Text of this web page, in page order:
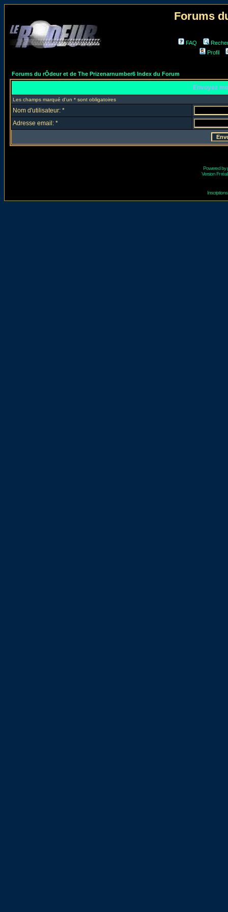
Forums
FAQ
Profil
Forums du rÔdeur et de The Prizenarnumber6 Index du Forum
Envoyez
Les champs marqué d'un * sont obligatoires
Nom d'utilisateur: *
Adresse email: *
Powered by
Version Fr